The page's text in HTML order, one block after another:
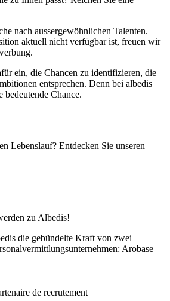
nach aussergewöhnlichen Talenten.
aktuell nicht verfügbar ist, freuen wir
ein, die Chancen zu identifizieren, die
entsprechen. Denn bei albedis
bedeutende Chance.
Lebenslauf? Entdecken Sie unseren
zu Albedis!
die gebündelte Kraft von zwei
Arobase